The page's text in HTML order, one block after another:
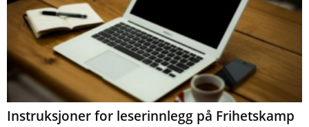
Instruksjoner for leserinnlegg på Frihetskamp